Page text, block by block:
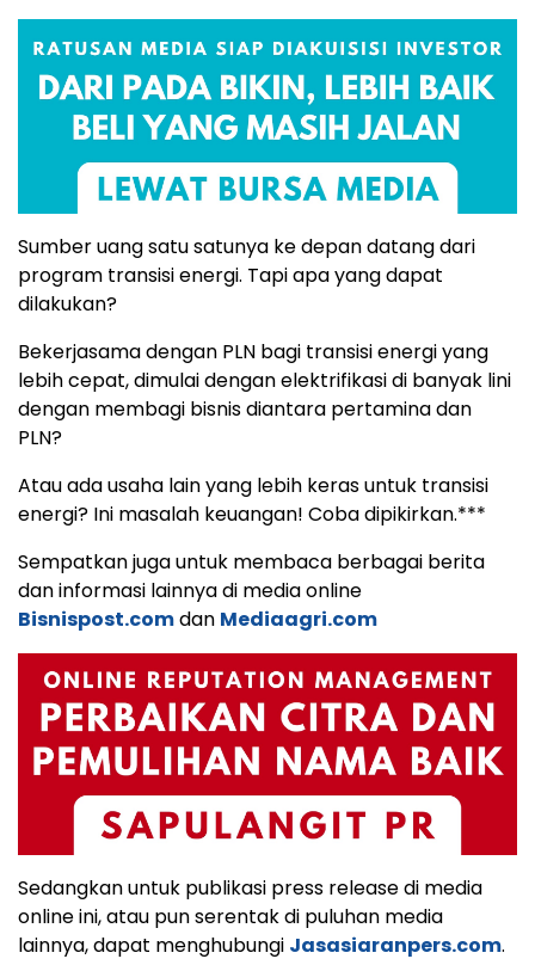
Sumber uang satu satunya ke depan datang dari
program transisi energi. Tapi apa yang dapat
dilakukan?
Bekerjasama dengan PLN bagi transisi energi yang
lebih cepat, dimulai dengan elektrifikasi di banyak lini
dengan membagi bisnis diantara pertamina dan
PLN?
Atau ada usaha lain yang lebih keras untuk transisi
energi? Ini masalah keuangan! Coba dipikirkan.***
Sempatkan juga untuk membaca berbagai berita
dan informasi lainnya di media online
Bisnispost.comdan Mediaagri.com
Sedangkan untuk publikasi press release di media
online ini, atau pun serentak di puluhan media
lainnya, dapat menghubungi Jasasiaranpers.com.